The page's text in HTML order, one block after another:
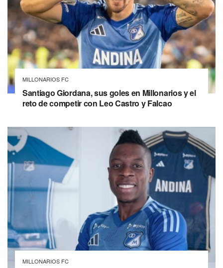
MILLONARIOS FC
Santiago Giordana, sus goles en Millonarios y el
reto de competir con Leo Castro y Falcao
MILLONARIOS FC